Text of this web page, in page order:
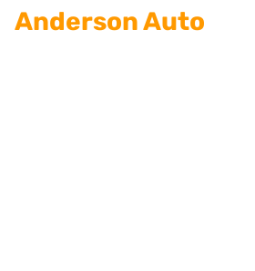
Anderson Auto